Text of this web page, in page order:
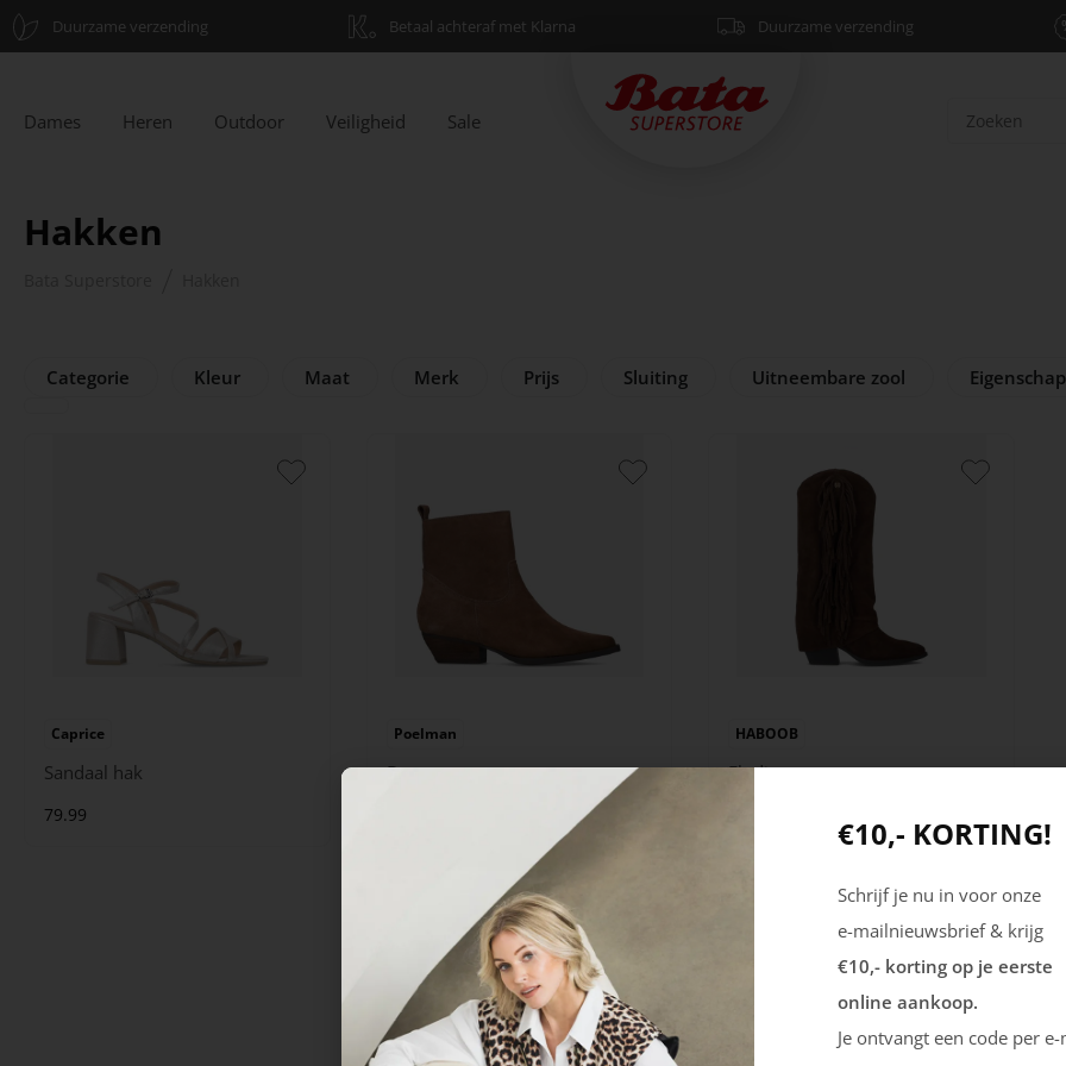
Duurzame verzending Betaal achteraf met Klarna Duurzame verzending
Dames Heren Outdoor Veiligheid Sale
Hakken
Categorie Kleur Maat Merk Prijs Sluiting Uitneembare zool
Caprice
Sandaal hak
79.99
Poelman
Dana
HABOOB
Elodie
€10,- KORTING!
Schrijf je nu in voor onze
e-mailnieuwsbrief & krijg
€10,- korting op je eerste
online aankoop.
Je ontvangt een code per